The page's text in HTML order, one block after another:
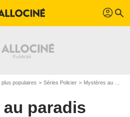
profil search
populaires Séries Policier Mystères au paradis
paradis